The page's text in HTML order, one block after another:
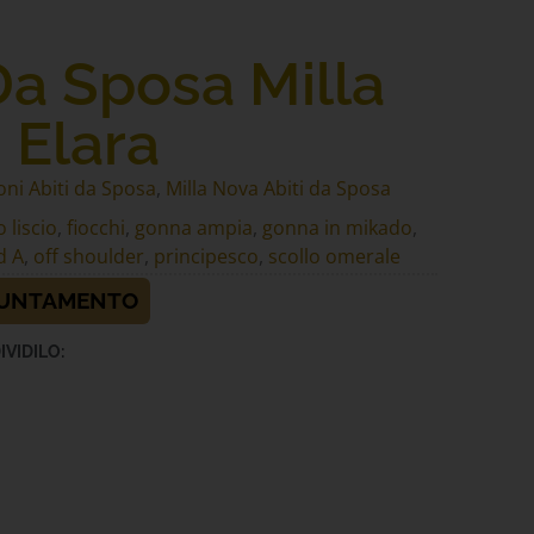
Sposa Milla
Abiti da Sposa Milla Nova Abiti da Sposa
liscio fiocchi gonna ampia gonna in mikado
A, off shoulder principesco scollo omerale